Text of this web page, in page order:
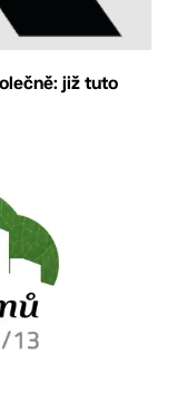
již tuto